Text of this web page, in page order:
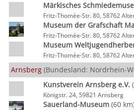
Märkisches
Fritz-Thomée-Str. 80, 58762
Museum der Grafschaft
Fritz-Thomée-Str. 80, 58762
Museum
Fritz-Thomée-Str. 80, 58762
Arnsberg (Bundesland: Nordrhein-
Kunstverein Arnsberg e.V.
Königstr. 24, 59821 Arnsberg
Sauerland-Museum(60